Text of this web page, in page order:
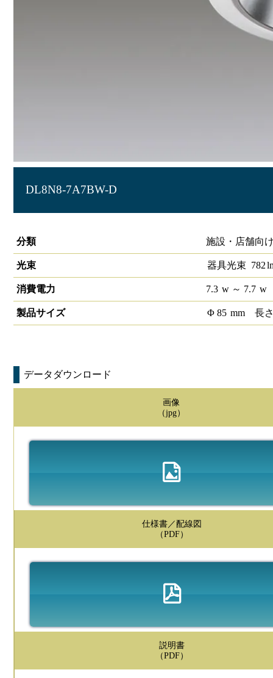
DL8N8-7A7BW-D
分類
施設・店舗向
光束 器具光束 782
消費電力 7.3 w～ 7.7 w
製品サイズ Φ 85 mm 長
データダウンロード
画像
（jpg）
仕様書／配線図
（PDF）
説明書
（PDF）